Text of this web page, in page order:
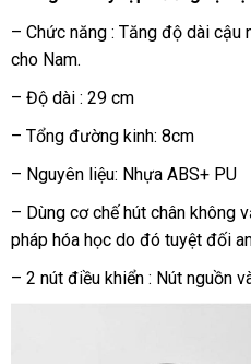
– Chức năng : Tăng độ dài cậu
cho Nam.
– Độ dài : 29 cm
– Tổng đường kinh: 8cm
– Nguyên liệu: Nhựa ABS+ PU
– Dùng cơ chế hút chân không
pháp hóa học do đó online
tuyệt đối
– 2 nút điều khiển : Nút nguồn